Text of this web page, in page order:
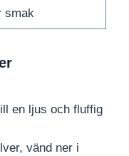
smak
en ljus och fluffig
vänd ner i